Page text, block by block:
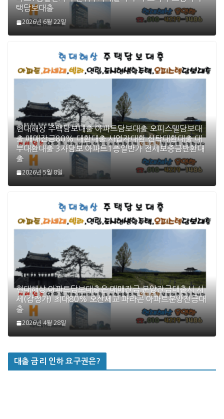
택담보대출
2026년 6월 22일
현대해상 주택담보대출 아파트담보대출 오피스텔담보대
출 매매잔금80% 대환대출 사업자대환 신탁대환대출 대
부대환대출 3자담보 아파트1층일반가 전세보증금반환대
출
2026년 5월 8일
현대해상 아파트담보대출은 매매잔금 분양잔금대출시 시
세(감정가) 최대80% 오산세교 파라곤 아파트분양잔금대
출
2026년 4월 28일
대출 금리 인하 요구권은?